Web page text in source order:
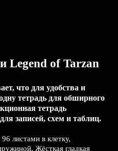
Legend of Tarzan
что для удобства и
тетрадь для обширного
тетрадь
записей, схем и таблиц.
листами в клетку,
Жёсткая гладкая